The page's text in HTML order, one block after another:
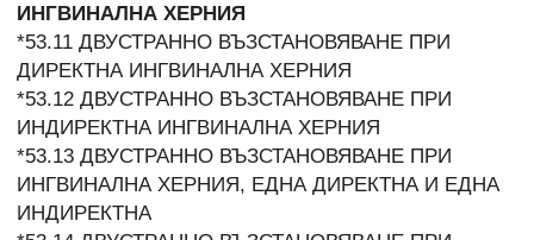
ИНГВИНАЛНА ХЕРНИЯ
*53.11 ДВУСТРАННО ВЪЗСТАНОВЯВАНЕ ПРИ
ДИРЕКТНА ИНГВИНАЛНА ХЕРНИЯ
*53.12 ДВУСТРАННО ВЪЗСТАНОВЯВАНЕ ПРИ
ИНДИРЕКТНА ИНГВИНАЛНА ХЕРНИЯ
*53.13 ДВУСТРАННО ВЪЗСТАНОВЯВАНЕ ПРИ
ИНГВИНАЛНА ХЕРНИЯ, ЕДНА ДИРЕКТНА И ЕДНА
ИНДИРЕКТНА